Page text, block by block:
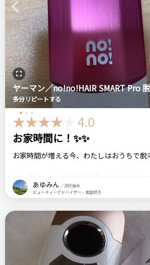
スイッチを押せば面倒な設定なく気軽に使
悪いところ（残念）
美肌効果はそこまで感じない。
注意点
出力部分は、連続で使うと熱をもってかな
を空けて照射するなど、火傷しないように
おすすめする人・おすすめしない人
ほぼ脱毛が終わり、少しだけ産毛が生え
にはおすすめ。
この1台で脱毛を完了させたいという人に
せん。
比較したもの・こちらを選んだ理由
ネームバリュー。
Sarlisi
IPL光脱毛器
リピート回数・頻度
はじめて購入
次回のリ
次回も
良いところ
・9段階も調整できます
・脱毛が初めての私でも簡単に使用できて
悪いところ（残念）
・本体とコンセントを繋ぐコードが抜けや
・説明書が読み辛いかもしれないです
Previous
ヤーマン／no!no!HAIR SMART Pro
多分リピートする
4.0
お家時間に！✨✨
お家時間が増える今、わたしはおうちで脱
少し前にno!no!HAIRが流行っていました！
流行っていた頃は値段も高くなかなか買え
しまいました。
黒いものに反応して光で毛を焼き切ってく
どのタイミングでも使えるのでとても重宝
あゆみん ／20代後半
ビューティーアドバイザー・美容好き・日用品好き